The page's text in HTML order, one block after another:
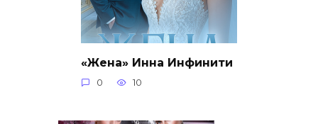
«Жена» Инна Инфинити
0 10